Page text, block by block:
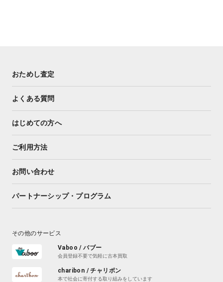
おためし査定
よくある質問
はじめての方へ
ご利用方法
お問い合わせ
パートナーシップ・プログラム
その他のサービス
Vaboo / バブー
会員登録不要で気軽に古本買取
charibon / チャリボン
本で社会に寄付する取り組みをしています